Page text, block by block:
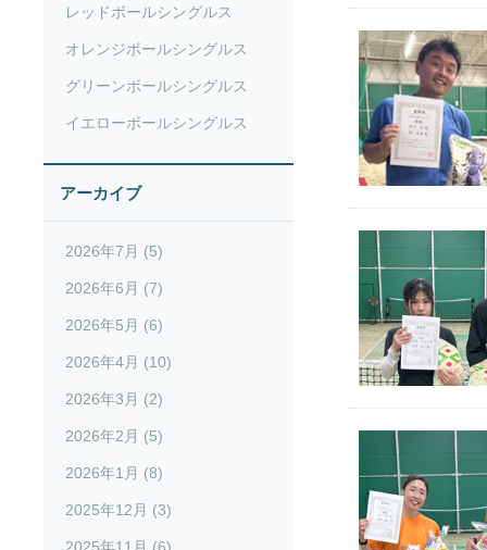
レッドボールシングルス
オレンジボールシングルス
グリーンボールシングルス
イエローボールシングルス
アーカイブ
2026年7月 (5)
2026年6月 (7)
2026年5月 (6)
2026年4月 (10)
2026年3月 (2)
2026年2月 (5)
2026年1月 (8)
2025年12月 (3)